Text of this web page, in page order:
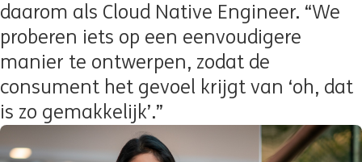
daarom als Cloud Native Engineer. “We
proberen iets op een eenvoudigere
manier te ontwerpen, zodat de
consument het gevoel krijgt van ‘oh, dat
is zo gemakkelijk’.”